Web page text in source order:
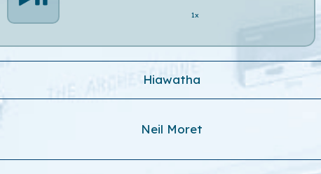
1x
Hiawatha
Neil Moret